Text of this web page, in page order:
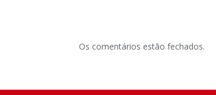
Os comentários estão fechados.